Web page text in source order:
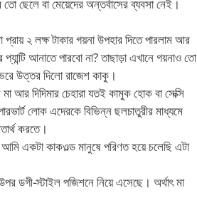
ছেলে বা মেয়েদের অন্তর্বাসের ব্যবসা নেই।
২ লক্ষ টাকার গয়না উপহার দিতে পারলাম আর
আনাতে পারবো না? তাছাড়া এখানে গয়নাও তো
উত্তর দিলো রাজেশ কাকু।
আর দিদিমার চেহারা যতই কামুক হোক বা সেক্সি
লোক এদেরকে বিভিন্ন ছলচাতুরীর মাধ্যমে
করতে।
কাকওল্ড মানুষে পরিণত হয়ে চলেছি এটা
ডগী-স্টাইল পজিশনে নিয়ে এসেছে। অর্থাৎ মা